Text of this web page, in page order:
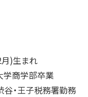
)生まれ
学商学部卒業
谷・王子税務署勤務